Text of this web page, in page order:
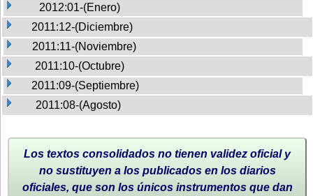
2012:01-(Enero)
2011:12-(Diciembre)
2011:11-(Noviembre)
2011:10-(Octubre)
2011:09-(Septiembre)
2011:08-(Agosto)
Los textos consolidados no tienen validez oficial y
no sustituyen a los publicados en los diarios
oficiales, que son los únicos instrumentos que dan